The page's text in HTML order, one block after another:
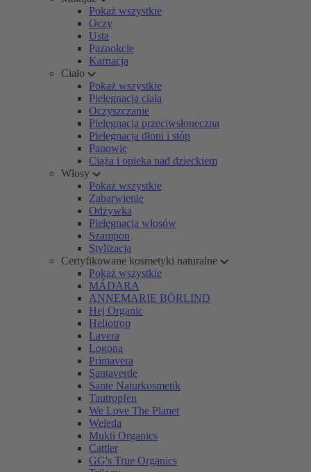
Pokaż wszystkie
Oczy
Usta
Paznokcie
Karnacja
Ciało
Pokaż wszystkie
Pielęgnacja ciała
Oczyszczanie
Pielęgnacja przeciwsłoneczna
Pielęgnacja dłoni i stóp
Panowie
Ciąża i opieka nad dzieckiem
Włosy
Pokaż wszystkie
Zabarwienie
Odżywka
Pielęgnacja włosów
Szampon
Stylizacja
Certyfikowane kosmetyki naturalne
Pokaż wszystkie
MÁDARA
ANNEMARIE BÖRLIND
Hej Organic
Heliotrop
Lavera
Logona
Primavera
Santaverde
Sante Naturkosmetik
Tautropfen
We Love The Planet
Weleda
Mukti Organics
Cattier
GG's True Organics